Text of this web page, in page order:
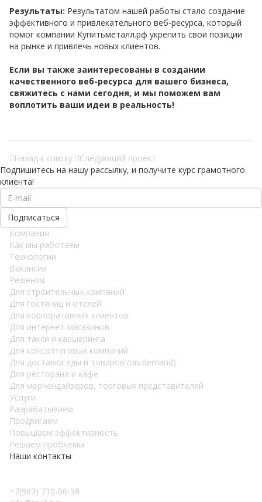
Результаты: Результатом нашей работы стало создание
эффективного и привлекательного веб-ресурса, который
помог компании Купитьметалл.рф укрепить свои позиции
на рынке и привлечь новых клиентов.
Если вы также заинтересованы в создании
качественного веб-ресурса для вашего бизнеса,
свяжитесь с нами сегодня, и мы поможем вам
воплотить ваши идеи в реальность!
Назад к списку
Следующий проект
Подпишитесь на нашу рассылку, и получите курс грамотного
клиента!
Компания
Как мы работаем
Teхнологии
Вакансии
Решения
Для строительных компаний
Для гостиниц и отелей
Для корпоративных клиентов
Для интернет-магазинов
Для такси и каршеринга
Для консалтиговых компаний
Для доставки еды и товаров (on-demand)
Для ресторана и кафе
Для мерчендайзеров, торговых представителей
Услуги
Разрабатываем
Продвигаем
Повышаем эффективность
Решаем проблемы
Наши контакты
+7(963) 710-06-98